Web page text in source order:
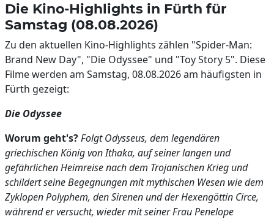
Die Kino-Highlights in Fürth für
Samstag (08.08.2026)
Zu den aktuellen Kino-Highlights zählen "Spider-Man:
Brand New Day", "Die Odyssee" und "Toy Story 5". Diese
Filme werden am Samstag, 08.08.2026 am häufigsten in
Fürth gezeigt:
Die Odyssee
Worum geht's?Folgt Odysseus, dem legendären
griechischen König von Ithaka, auf seiner langen und
gefährlichen Heimreise nach dem Trojanischen Krieg und
schildert seine Begegnungen mit mythischen Wesen wie dem
Zyklopen Polyphem, den Sirenen und der Hexengöttin Circe,
während er versucht, wieder mit seiner Frau Penelope